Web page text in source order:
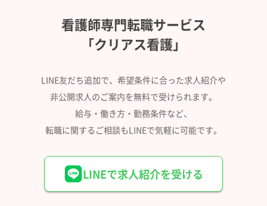
看護師専門転職サービス
「クリアス看護」
LINE友だち追加で、希望条件に合った求人紹介や
非公開求人のご案内を無料で受けられます。
給与・働き方・勤務条件など、
転職に関するご相談もLINEで気軽に可能です。
LINEで求人紹介を受ける